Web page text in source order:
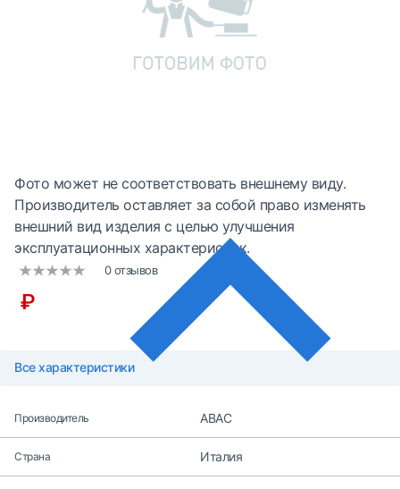
Фото может не соответствовать внешнему виду.
Производитель оставляет за собой право изменять
внешний вид изделия с целью улучшения
эксплуатационных характеристик.
0 отзывов
₽
Все характеристики
Производитель ABAC
Страна Италия